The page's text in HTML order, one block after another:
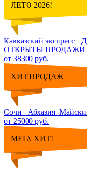
ЛЕТО 2026!
Кавказский экспресс -
ОТКРЫТЫ ПРОДАЖИ
от 38300 руб.
ХИТ ПРОДАЖ
Сочи +Абхазия -
от 25000 руб.
МЕГА ХИТ!